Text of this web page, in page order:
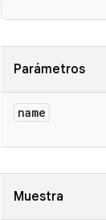
Parámetros
name
Muestra